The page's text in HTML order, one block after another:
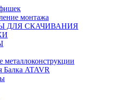
монтажа
ДЛЯ СКАЧИВАНИЯ
металлоконструкции
Балка ATAVR